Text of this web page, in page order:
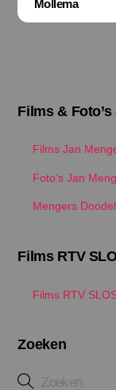
Mollema
Films &
Films Jan
Foto’s Jan
Mengers
Films RTV
Films RTV
Zoeken